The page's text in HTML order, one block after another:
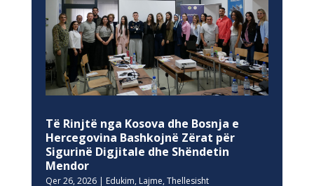
Të Rinjtë nga Kosova dhe Bosnja e
Hercegovina Bashkojnë Zërat për
Sigurinë Digjitale dhe Shëndetin
Mendor
Qer 26, 2026| Edukim, Lajme, Thellesisht